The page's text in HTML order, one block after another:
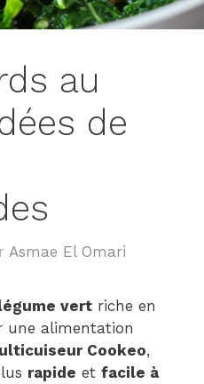
au
de
Asmae El Omari
vert riche en
une alimentation
Cookeo,
rapide et facile à